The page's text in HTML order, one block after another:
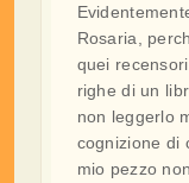
Rosaria,
quei
righe di un
non leggerlo
cognizione di
mio pezzo